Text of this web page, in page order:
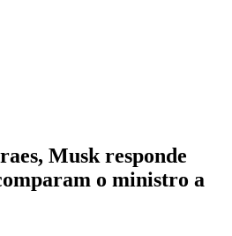
Musk responde
o ministro a